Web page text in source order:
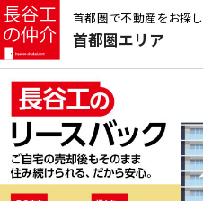
首都圏で不動産をお探し
首都圏エリア